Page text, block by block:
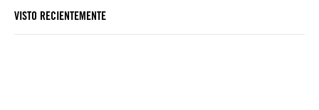
VISTO RECIENTEMENTE